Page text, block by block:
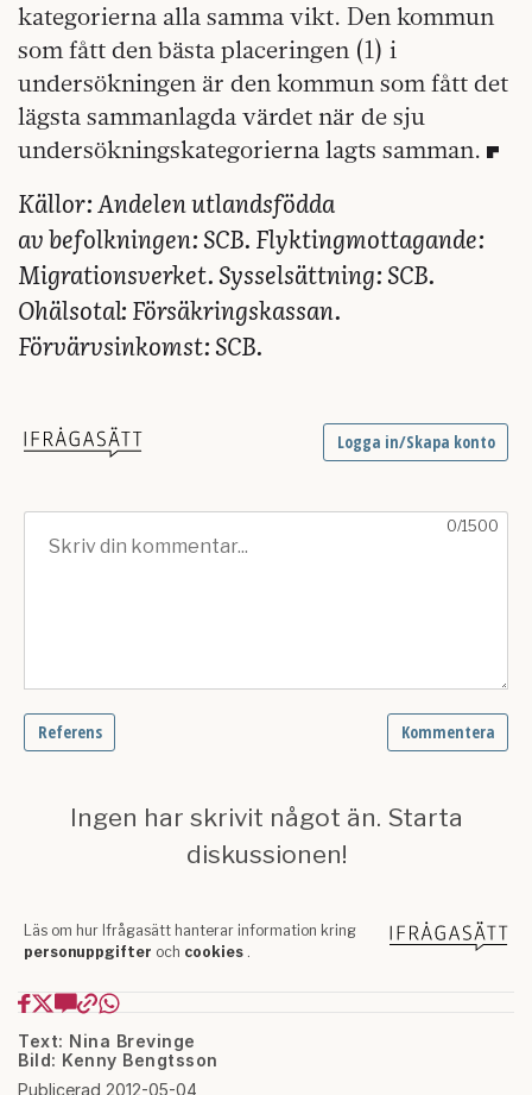
kategorierna alla samma vikt. Den kommun
som fått den bästa placeringen (1) i
undersökningen är den kommun som fått det
lägsta sammanlagda värdet när de sju
undersökningskategorierna lagts samman.
Källor: Andelen utlandsfödda
av befolkningen: SCB. Flyktingmottagande:
Migrationsverket. Sysselsättning: SCB.
Ohälsotal: Försäkringskassan.
Förvärvsinkomst: SCB.
Text: Nina Brevinge
Bild: Kenny Bengtsson
Publicerad 2012-05-04